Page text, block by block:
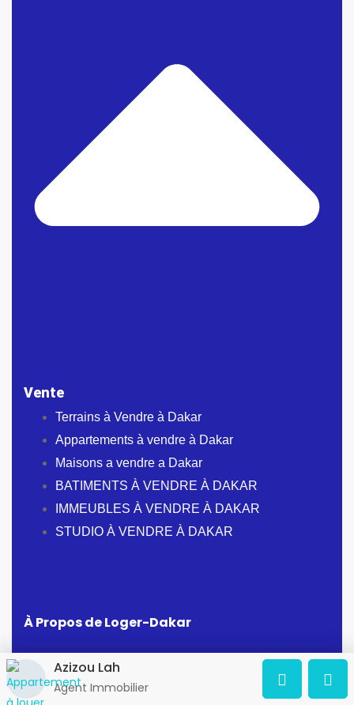
Vente
Terrains à Vendre à Dakar
Appartements à vendre à Dakar
Maisons a vendre a Dakar
BATIMENTS À VENDRE À DAKAR
IMMEUBLES À VENDRE À DAKAR
STUDIO À VENDRE À DAKAR
À Propos de Loger-Dakar
Adresse:Dakar, Sénégal
Osm@loger-dakar.com
Azizou Lah
Agent Immobilier